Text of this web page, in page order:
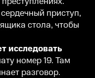
приступ,
стола, чтобы
исследовать
номер 19. Там
разговор.